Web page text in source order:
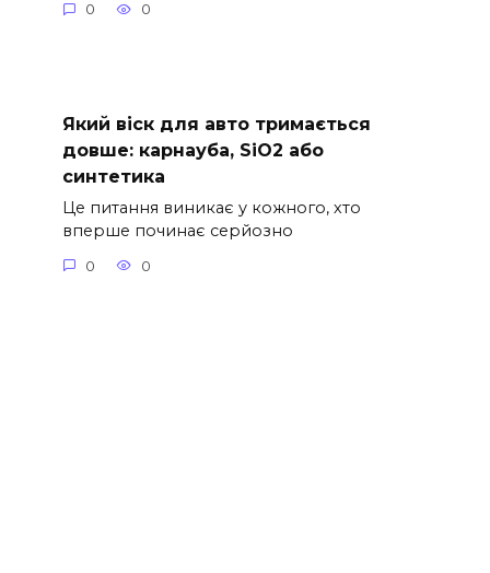
0 0
Який віск для авто тримається
довше: карнауба, SiO2 або
синтетика
Це питання виникає у кожного, хто
вперше починає серйозно
0 0